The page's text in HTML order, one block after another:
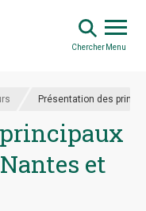
Chercher Menu
Présentation des
et